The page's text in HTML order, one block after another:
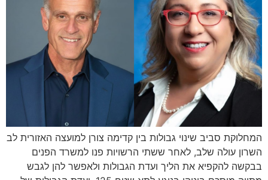
המחלוקת סביב שינוי גבולות בין קדימה צורן למועצה האזורית לב
השרון עולה שלב, לאחר ששתי הרשויות פנו למשרד הפנים
בבקשה להקפיא את הליך ועדת הגבולות ולאפשר להן לגבש